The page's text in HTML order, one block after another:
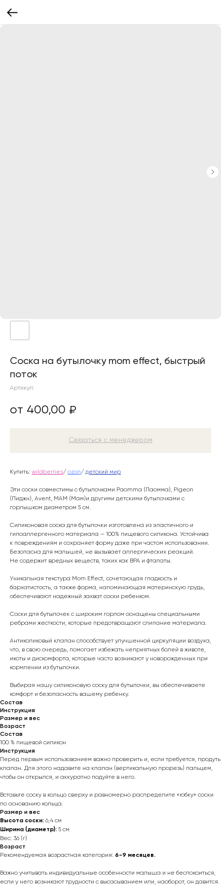
Соска на бутылочку mom effect, быстрый
поток
Артикул:
400,00 ₽
Связаться с менеджером
Купить: wildberries/ ozon/ детский мир
Эти соски совместимы с бутылочками Paomma (Паомма), Pigeon
(Пиджн), Avent, MAM (Мам)и другими детскими бутылочками с
горлышком диаметром 5 см.
Силиконовая соска для бутылочки изготовлена из эластичного и
гипоаллергенного материала — 100% пищевого силикона. Устойчива
к повреждениям и сохраняет форму даже при частом использовании.
Безопасна для малышей, не вызывает аллергических реакций.
Не содержит вредных веществ, таких как BPA и фталаты.
Уникальная текстура Mоm Effect, сочетающая гладкость и
бархатистость, а также форма, напоминающая материнскую грудь,
обеспечивают надежный захват соски ребенком.
Соски для бутылочек с широким горлом оснащены специальными
ребрами жесткости, которые предотвращают слипание материала.
Антиколиковый клапан способствует улучшенной циркуляции воздуха,
что, в свою очередь, помогает избежать неприятных болей в животе,
икоты и дискомфорта, которые часто возникают у новорожденных при
кормлении из бутылочки.
Выбирая нашу силиконовую соску для бутылочки, вы обеспечиваете
комфорт и безопасность вашему ребенку.
Состав
Инструкция
Размер и вес
Возраст
Состав
100 % пищевой силикон
Инструкция
Перед первым использованием важно проверить и, если требуется, продуть
клапан. Для этого надавите на клапан (вертикальную прорезь) пальцем,
чтобы он открылся, и аккуратно подуйте в него.
Вставьте соску в кольцо сверху и равномерно распределите «юбку» соски
по основанию кольца.
Размер и вес
Высота соски: 6,4 см
Ширина (диаметр): 5 см
Вес: 36 (г)
Возраст
Рекомендуемая возрастная категория: 6-9 месяцев.
Важно учитывать индивидуальные особенности малыша и не беспокоиться,
если у него возникают трудности с высасыванием или, наоборот, он давится.